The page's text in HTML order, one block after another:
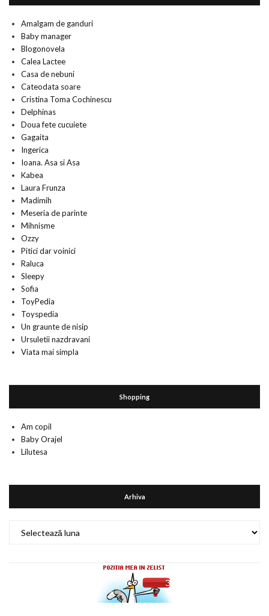
Amalgam de ganduri
Baby manager
Blogonovela
Calea Lactee
Casa de nebuni
Cateodata soare
Cristina Toma Cochinescu
Delphinas
Doua fete cucuiete
Gagaita
Ingerica
Ioana. Asa si Asa
Kabea
Laura Frunza
Madimih
Meseria de parinte
Mihnisme
Ozzy
Pitici dar voinici
Raluca
Sleepy
Sofia
ToyPedia
Toyspedia
Un graunte de nisip
Ursuletii nazdravani
Viata mai simpla
Shopping
Am copil
Baby Orajel
Lilutesa
Arhiva